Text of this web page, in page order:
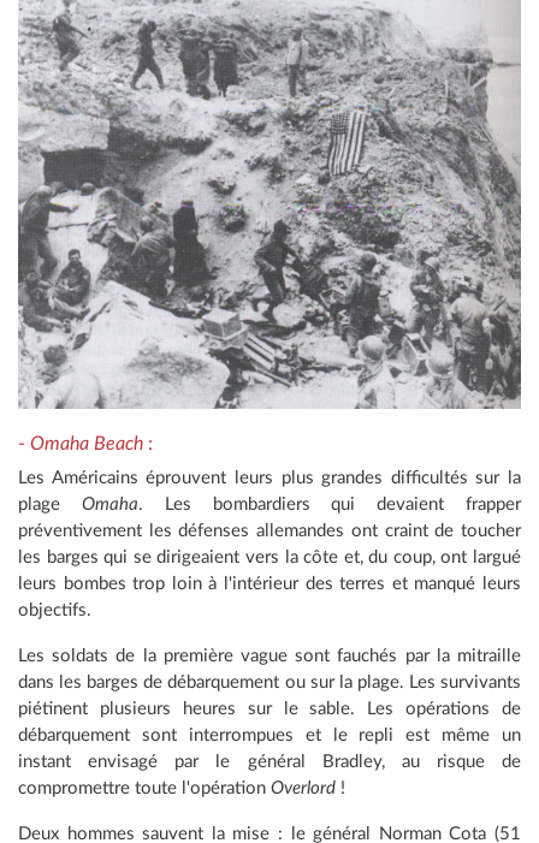
- Omaha Beach :
Les Américains éprouvent leurs plus grandes difficultés sur la
plage Omaha. Les bombardiers qui devaient frapper
préventivement les défenses allemandes ont craint de toucher
les barges qui se dirigeaient vers la côte et, du coup, ont largué
leurs bombes trop loin à l'intérieur des terres et manqué leurs
objectifs.
Les soldats de la première vague sont fauchés par la mitraille
dans les barges de débarquement ou sur la plage. Les survivants
piétinent plusieurs heures sur le sable. Les opérations de
débarquement sont interrompues et le repli est même un
instant envisagé par le général Bradley, au risque de
compromettre toute l'opération Overlord !
Deux hommes sauvent la mise : le général Norman Cota (51